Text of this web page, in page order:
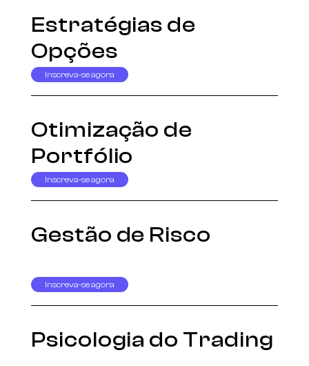
Estratégias de
Opções
Inscreva-se agora
Otimização de
Portfólio
Inscreva-se agora
Gestão de Risco
Inscreva-se agora
Psicologia do Trading